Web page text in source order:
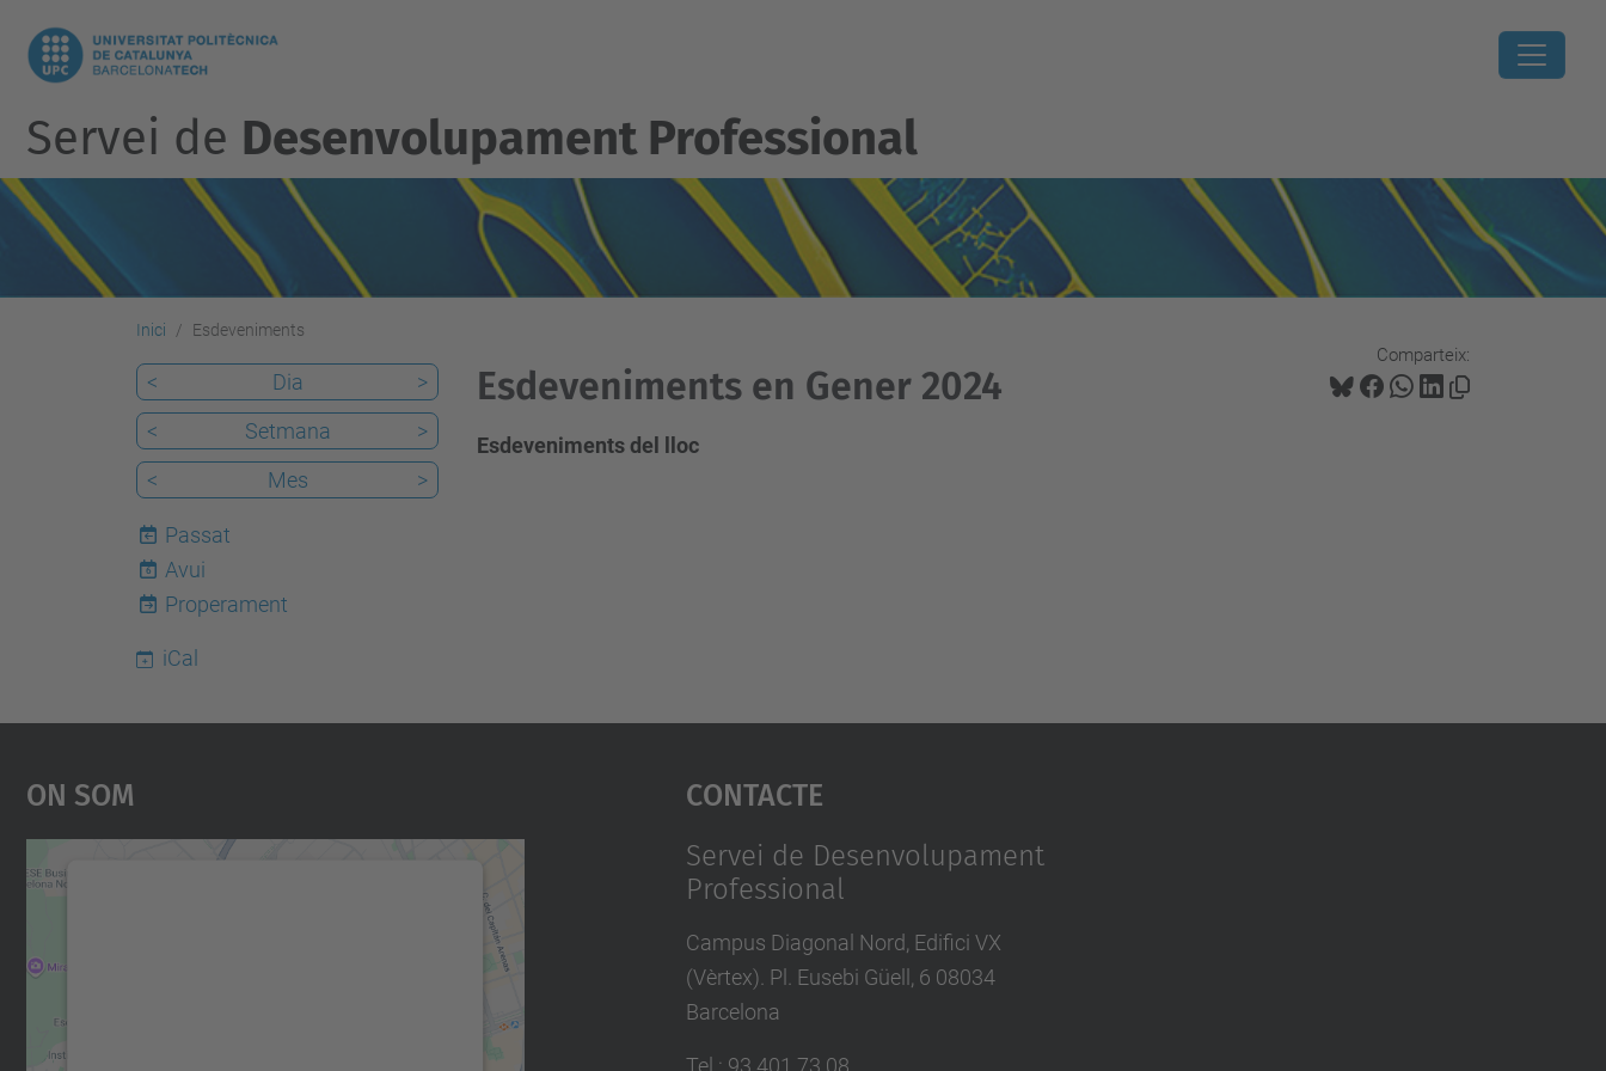
Servei de Desenvolupament Professional
Inici Esdeveniments
Comparteix:
Esdeveniments en Gener 2024
Esdeveniments del lloc
< Dia
>
<
Setmana
>
<
Mes >
Passat
6
Avui
Properament
iCal
On Som Contacte
Servei de Desenvolupament
Professional
Campus Diagonal Nord, Edifici VX
(Vèrtex). Pl. Eusebi Güell, 6 08034
Barcelona
Tel. : 93 401 73 08